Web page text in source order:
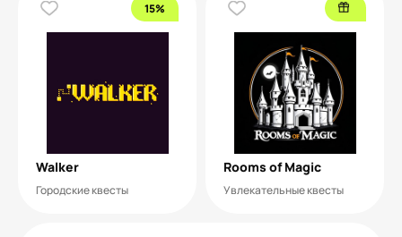
15%
Walker
Городские квесты
Rooms of Magic
Увлекательные квесты